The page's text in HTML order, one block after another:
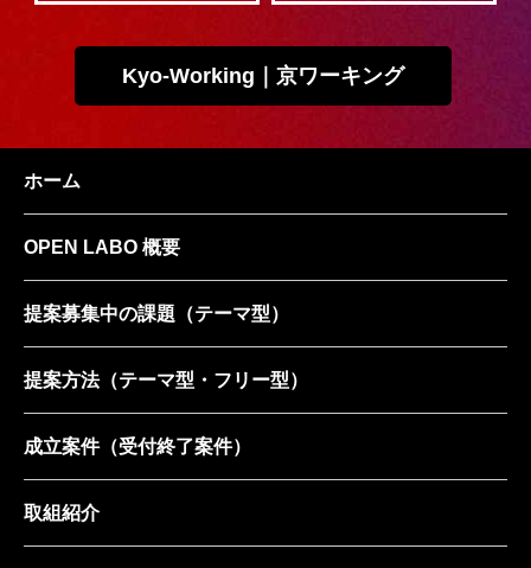
Kyo-Working｜京ワーキング
ホーム
OPEN LABO 概要
提案募集中の課題 （テーマ型）
提案方法（テーマ型・フリー型）
成立案件（受付終了案件）
取組紹介